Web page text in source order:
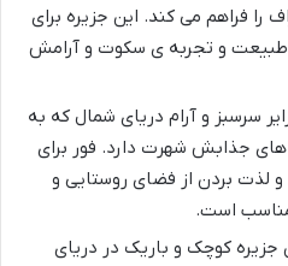
را فراهم می کند. این جزیره برای
طبیعت و تجربه ی سکوت و آرامش
سرسبز و آرام دریای شمال که به
جذابش شهرت دارد. فور برای
و لذت بردن از فضای روستایی و
است.
جزیره کوچک و باریک در دریای